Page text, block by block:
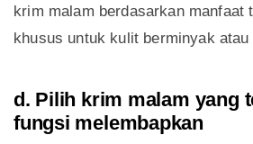
krim malam berdasarkan manfaat
khusus untuk kulit berminyak atau
d. Pilih krim malam yang
fungsi melembapkan